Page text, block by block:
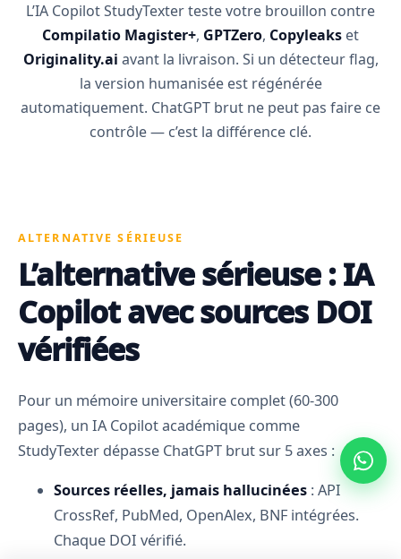
L’IA Copilot StudyTexter teste votre brouillon contre
Compilatio Magister+, GPTZero, Copyleaks et
Originality.ai avant la livraison. Si un détecteur flag,
la version humanisée est régénérée
automatiquement. ChatGPT brut ne peut pas faire ce
contrôle — c’est la différence clé.
ALTERNATIVE SÉRIEUSE
L’alternative sérieuse : IA
Copilot avec sources DOI
vérifiées
Pour un mémoire universitaire complet (60-300
pages), un IA Copilot académique comme
StudyTexter dépasse ChatGPT brut sur 5 axes :
Sources réelles, jamais hallucinées : API
CrossRef, PubMed, OpenAlex, BNF intégrées.
Chaque DOI vérifié.